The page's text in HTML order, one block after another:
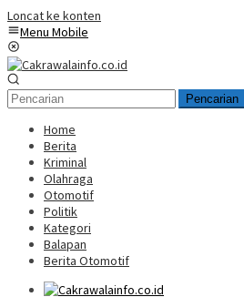
Loncat ke konten
Menu Mobile
Pencarian
Home
Berita
Kriminal
Olahraga
Otomotif
Politik
Kategori
Balapan
Berita Otomotif